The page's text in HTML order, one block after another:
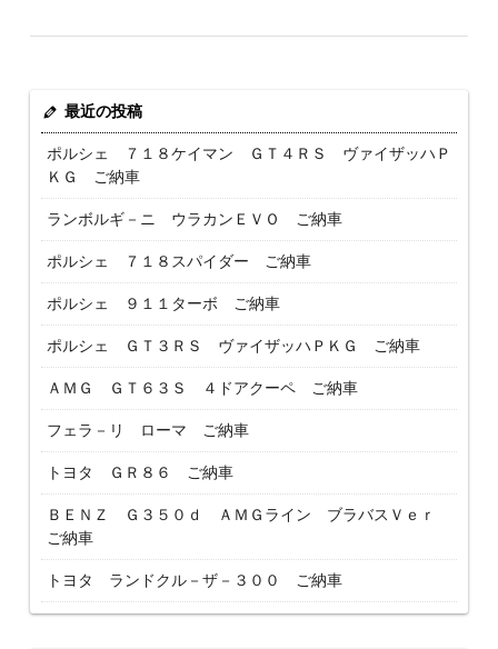
最近の投稿
ポルシェ ７１８ケイマン ＧＴ４ＲＳ ヴァイザッハＰ
ＫＧ ご納車
ランボルギ－ニ ウラカンＥＶＯ ご納車
ポルシェ ７１８スパイダー ご納車
ポルシェ ９１１ターボ ご納車
ポルシェ ＧＴ３ＲＳ ヴァイザッハＰＫＧ ご納車
ＡＭＧ ＧＴ６３Ｓ ４ドアクーペ ご納車
フェラ－リ ローマ ご納車
トヨタ ＧＲ８６ ご納車
ＢＥＮＺ Ｇ３５０ｄ ＡＭＧライン ブラバスＶｅｒ
ご納車
トヨタ ランドクル－ザ－３００ ご納車